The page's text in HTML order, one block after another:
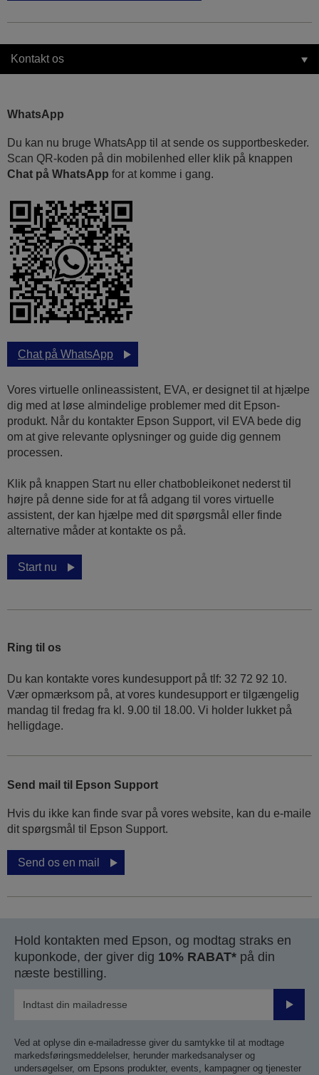
Kontakt os
WhatsApp
Du kan nu bruge WhatsApp til at sende os supportbeskeder.
Scan QR-koden på din mobilenhed eller klik på knappen
Chat på WhatsApp for at komme i gang.
Chat på WhatsApp
Vores virtuelle onlineassistent, EVA, er designet til at hjælpe
dig med at løse almindelige problemer med dit Epson-
produkt. Når du kontakter Epson Support, vil EVA bede dig
om at give relevante oplysninger og guide dig gennem
processen.
Klik på knappen Start nu eller chatbobleikonet nederst til
højre på denne side for at få adgang til vores virtuelle
assistent, der kan hjælpe med dit spørgsmål eller finde
alternative måder at kontakte os på.
Start nu
Ring til os
Du kan kontakte vores kundesupport på tlf: 32 72 92 10.
Vær opmærksom på, at vores kundesupport er tilgængelig
mandag til fredag ​​fra kl. 9.00 til 18.00. Vi holder lukket på
helligdage.
Send mail til Epson Support
Hvis du ikke kan finde svar på vores website, kan du e-maile
dit spørgsmål til Epson Support.
Send os en mail
Hold kontakten med Epson, og modtag straks en
kuponkode, der giver dig 10% RABAT* på din
næste bestilling.
Send
Ved at oplyse din e-mailadresse giver du samtykke til at modtage
markedsføringsmeddelelser, herunder markedsanalyser og
undersøgelser, om Epsons produkter, events, kampagner og tjenester